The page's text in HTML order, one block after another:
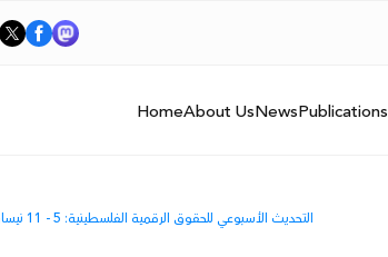
HomeAbout UsNewsPublications
التحديث الأسبوعي للحقوق الرقمية الفلسطينية: 5 - 11 نيسان